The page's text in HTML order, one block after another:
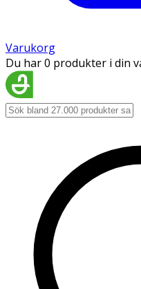
Varukorg
Du har 0 produkter i din